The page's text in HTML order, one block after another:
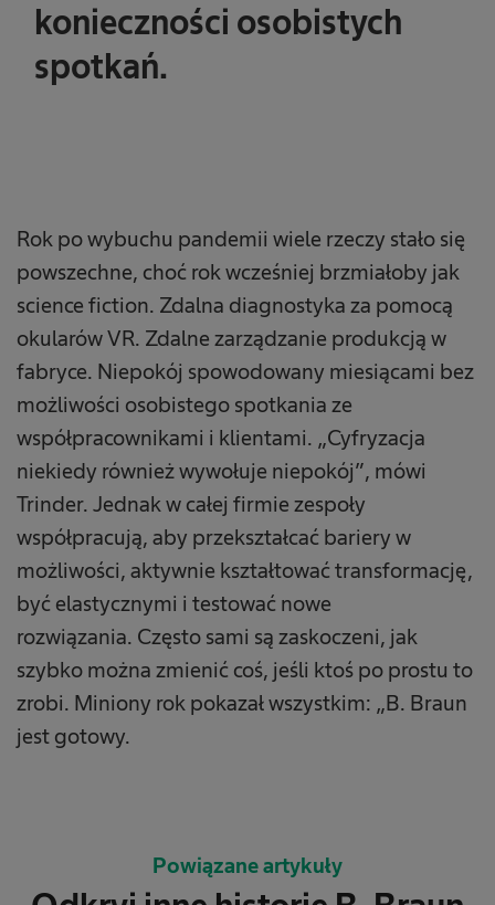
konieczności osobistych
spotkań.
Rok po wybuchu pandemii wiele rzeczy stało się
powszechne, choć rok wcześniej brzmiałoby jak
science fiction. Zdalna diagnostyka za pomocą
okularów VR. Zdalne zarządzanie produkcją w
fabryce. Niepokój spowodowany miesiącami bez
możliwości osobistego spotkania ze
współpracownikami i klientami. „Cyfryzacja
niekiedy również wywołuje niepokój”, mówi
Trinder. Jednak w całej firmie zespoły
współpracują, aby przekształcać bariery w
możliwości, aktywnie kształtować transformację,
być elastycznymi i testować nowe
rozwiązania. Często sami są zaskoczeni, jak
szybko można zmienić coś, jeśli ktoś po prostu to
zrobi. Miniony rok pokazał wszystkim: „B. Braun
jest gotowy.
Powiązane artykuły